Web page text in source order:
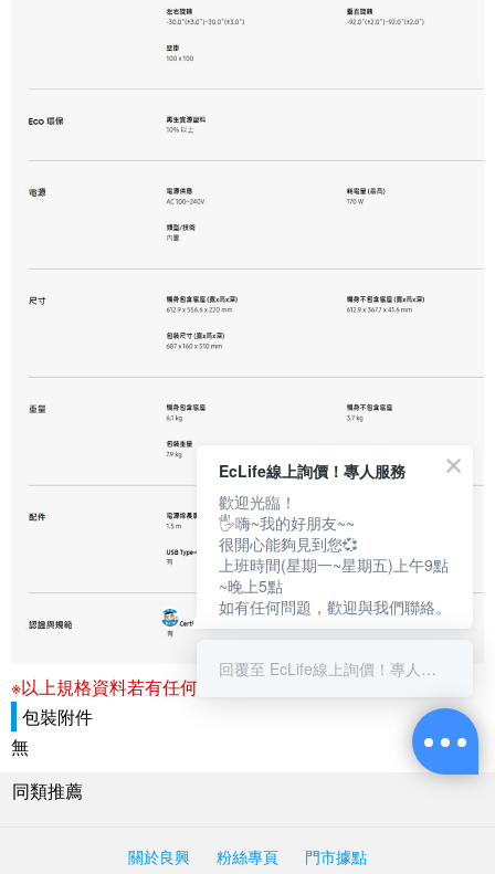
※以上規格資料若有任何錯誤，以原廠所公佈資料為準。
包裝附件
無
同類推薦
關於良興 粉絲專頁 門市據點
EcLife線上詢價！專人服務
歡迎光臨！
🖐嗨~我的好朋友~~
很開心能夠見到您💞
上班時間(星期一~星期五)上午9點
~晚上5點
如有任何問題，歡迎與我們聯絡。
回覆至 EcLife線上詢價！專人服務